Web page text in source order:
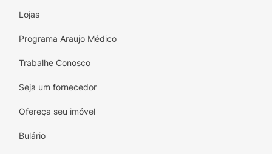
Lojas
Programa Araujo Médico
Trabalhe Conosco
Seja um fornecedor
Ofereça seu imóvel
Bulário